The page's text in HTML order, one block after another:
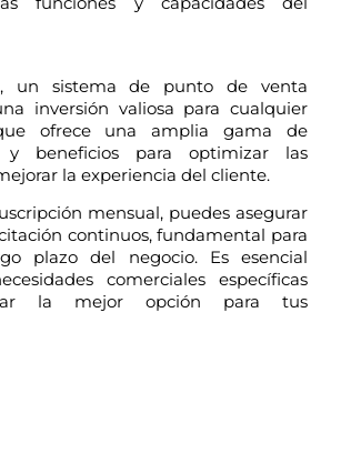
un sistema de punto de venta
inversión valiosa para cualquier
ofrece una amplia gama de
y beneficios para optimizar las
la experiencia del cliente.
mensual, puedes asegurar
continuos, fundamental para
plazo del negocio. Es esencial
comerciales específicas
la mejor opción para tus